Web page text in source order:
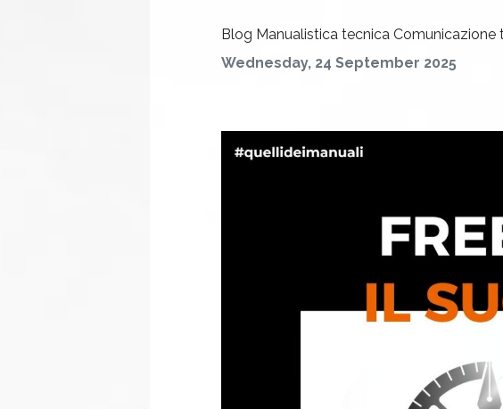
Blog Manualistica tecnica Comunicazione
Wednesday, 24 September 2025